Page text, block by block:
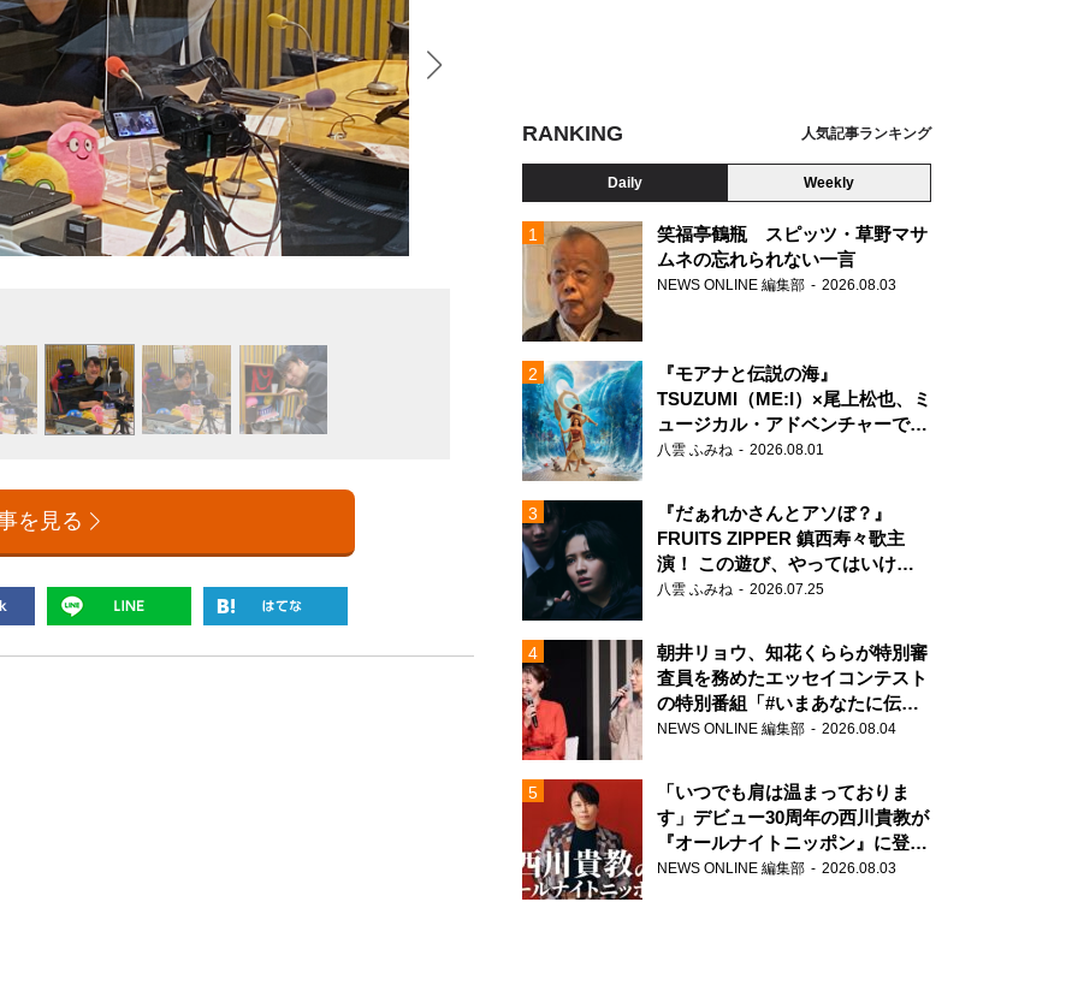
テレビ東京プロデューサー・佐久間宣行
を見る
RANKING 人気記事ランキング
Daily Weekly
笑福亭鶴瓶 スピッツ・草野マサ
ムネの忘れられない一言
NEWS ONLINE 編集部 2026.08.03
『モアナと伝説の海』
TSUZUMI（ME:I）×尾上松也、ミ
ュージカル・アドベンチャーで美
声を響かせる
八雲 ふみね 2026.08.01
『だぁれかさんとアソぼ？』
FRUITS ZIPPER 鎮西寿々歌主
演！ この遊び、やってはいけま
せん。
八雲 ふみね 2026.07.25
朝井リョウ、知花くららが特別審
査員を務めたエッセイコンテスト
の特別番組「#いまあなたに伝え
たいこと」
NEWS ONLINE 編集部 2026.08.04
「いつでも肩は温まっておりま
す」デビュー30周年の西川貴教が
『オールナイトニッポン』に登
場！
NEWS ONLINE 編集部 2026.08.03